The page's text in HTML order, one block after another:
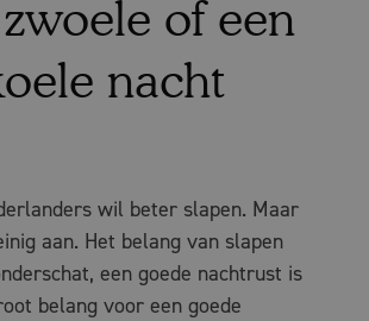
of een
nacht
wil beter slapen. Maar
aan. Het belang van slapen
een goede nachtrust is
belang voor een goede